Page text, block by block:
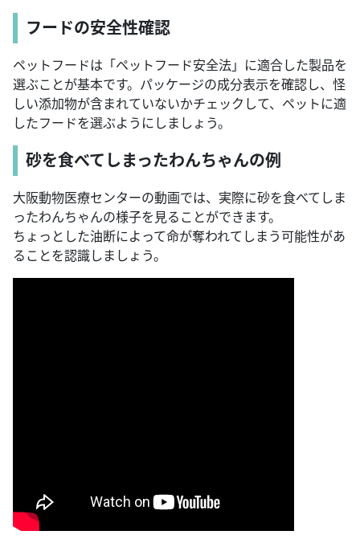
フードの安全性確認
ペットフードは「ペットフード安全法」に適合した製品を
選ぶことが基本です。パッケージの成分表示を確認し、怪
しい添加物が含まれていないかチェックして、ペットに適
したフードを選ぶようにしましょう。
砂を食べてしまったわんちゃんの例
大阪動物医療センターの動画では、実際に砂を食べてしま
ったわんちゃんの様子を見ることができます。
ちょっとした油断によって命が奪われてしまう可能性があ
ることを認識しましょう。